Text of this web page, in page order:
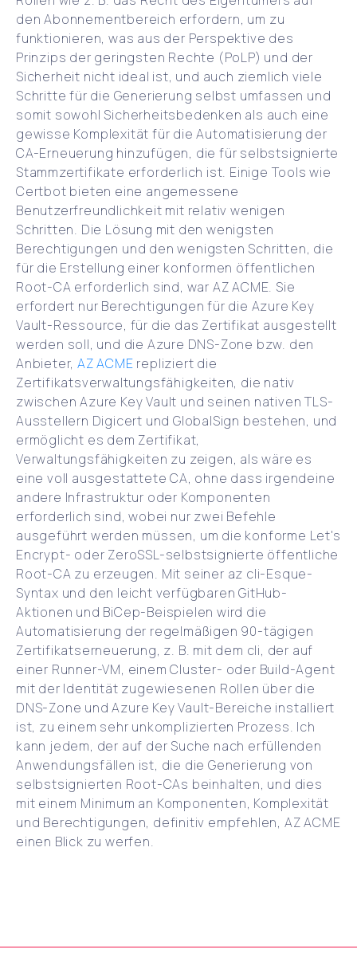
den Abonnementbereich erfordern, um zu
funktionieren, was aus der Perspektive des
Prinzips der geringsten Rechte (PoLP) und der
Sicherheit nicht ideal ist, und auch ziemlich viele
Schritte für die Generierung selbst umfassen und
somit sowohl Sicherheitsbedenken als auch eine
gewisse Komplexität für die Automatisierung der
CA-Erneuerung hinzufügen, die für selbstsignierte
Stammzertifikate erforderlich ist. Einige Tools wie
Certbot bieten eine angemessene
Benutzerfreundlichkeit mit relativ wenigen
Schritten. Die Lösung mit den wenigsten
Berechtigungen und den wenigsten Schritten, die
für die Erstellung einer konformen öffentlichen
Root-CA erforderlich sind, war AZ ACME. Sie
erfordert nur Berechtigungen für die Azure Key
Vault-Ressource, für die das Zertifikat ausgestellt
werden soll, und die Azure DNS-Zone bzw. den
Anbieter,AZ ACME repliziert die
Zertifikatsverwaltungsfähigkeiten, die nativ
zwischen Azure Key Vault und seinen nativen TLS-
Ausstellern Digicert und GlobalSign bestehen, und
ermöglicht es dem Zertifikat,
Verwaltungsfähigkeiten zu zeigen, als wäre es
eine voll ausgestattete CA, ohne dass irgendeine
andere Infrastruktur oder Komponenten
erforderlich sind, wobei nur zwei Befehle
ausgeführt werden müssen, um die konforme Let's
Encrypt- oder ZeroSSL-selbstsignierte öffentliche
Root-CA zu erzeugen. Mit seiner az cli-Esque-
Syntax und den leicht verfügbaren GitHub-
Aktionen und BiCep-Beispielen wird die
Automatisierung der regelmäßigen 90-tägigen
Zertifikatserneuerung, z. B. mit dem cli, der auf
einer Runner-VM, einem Cluster- oder Build-Agent
mit der Identität zugewiesenen Rollen über die
DNS-Zone und Azure Key Vault-Bereiche installiert
ist, zu einem sehr unkomplizierten Prozess. Ich
kann jedem, der auf der Suche nach erfüllenden
Anwendungsfällen ist, die die Generierung von
selbstsignierten Root-CAs beinhalten, und dies
mit einem Minimum an Komponenten, Komplexität
und Berechtigungen, definitiv empfehlen, AZ ACME
einen Blick zu werfen.